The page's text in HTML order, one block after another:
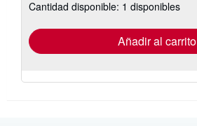
las
tarifas
envío
Cantidad disponible: 1 disponibles
Añadir al carrito